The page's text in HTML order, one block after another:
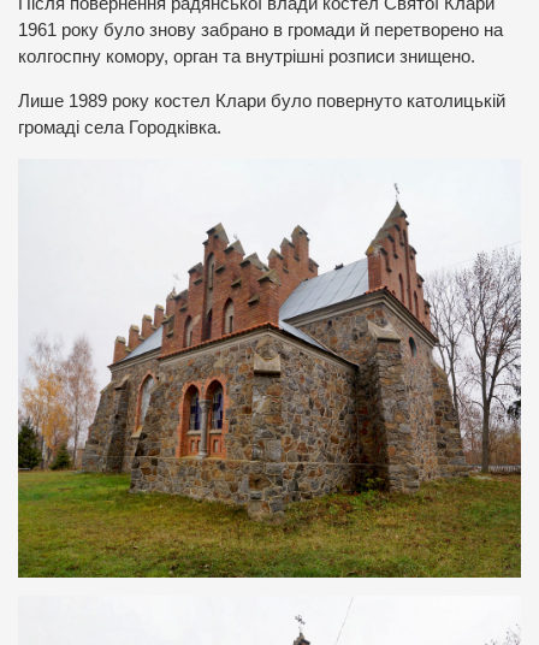
Після повернення радянської влади костел Святої Клари
1961 року було знову забрано в громади й перетворено на
колгоспну комору, орган та внутрішні розписи знищено.
Лише 1989 року костел Клари було повернуто католицькій
громаді села Городківка.